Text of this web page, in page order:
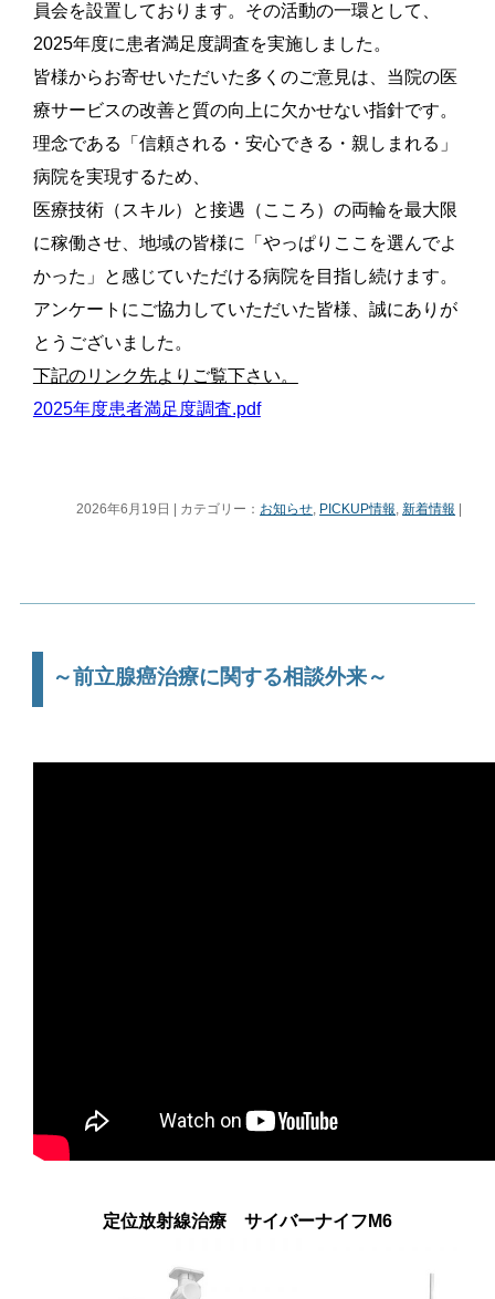
員会を設置しております。その活動の一環として、
2025年度に患者満足度調査を実施しました。
皆様からお寄せいただいた多くのご意見は、当院の医
療サービスの改善と質の向上に欠かせない指針です。
理念である「信頼される・安心できる・親しまれる」
病院を実現するため、
医療技術（スキル）と接遇（こころ）の両輪を最大限
に稼働させ、地域の皆様に「やっぱりここを選んでよ
かった」と感じていただける病院を目指し続けます。
アンケートにご協力していただいた皆様、誠にありが
とうございました。
下記のリンク先よりご覧下さい。
2025年度患者満足度調査.pdf
2026年6月19日 | カテゴリー： お知らせ, PICKUP情報,新着情報
～前立腺癌治療に関する相談外来～
定位放射線治療 サイバーナイフM6